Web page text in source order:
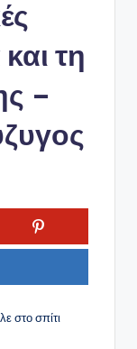
τη
–
στο σπίτι